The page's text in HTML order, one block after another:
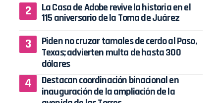
La Casa de Adobe revive la historia en el
115 aniversario de la Toma de Juárez
Piden no cruzar tamales de cerdo al Paso,
Texas; advierten multa de hasta 300
dólares
Destacan coordinación binacional en
inauguración de la ampliación de la